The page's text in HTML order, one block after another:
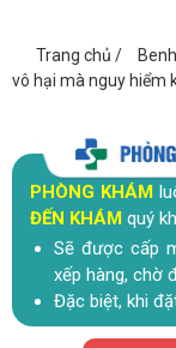
Trang chủ /
vô hại mà nguy hiểm
PHÒNG KHÁM
ĐẾN KHÁM quý
Sẽ được cấp
xếp hàng, chờ
Đặc biệt, khi